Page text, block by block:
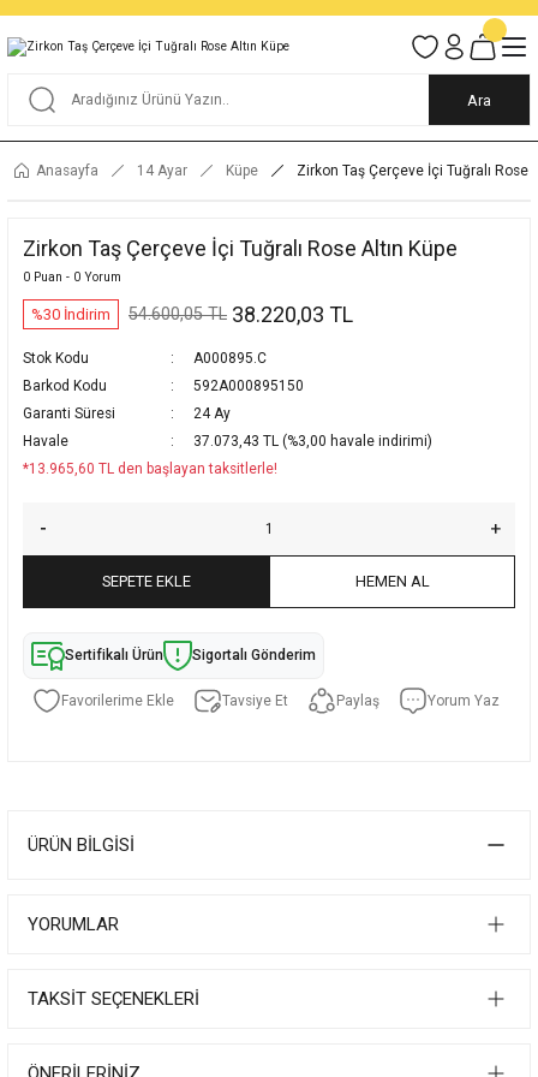
Tüm Alışverişlerde KARGO BEDAVA
Garantili Ve Sigortalı Kargo
Ankara İçi Elden Teslimat İmkanı
24/7 Müşteri Destek Hizmeti
Ara
Anasayfa 14 Ayar Küpe Zirkon Taş Çerçeve İçi Tuğralı Rose
Zirkon Taş Çerçeve İçi Tuğralı Rose Altın Küpe
0 Puan - 0 Yorum
%30 İndirim 54.600,05 TL 38.220,03 TL
Stok Kodu
A000895.C
Barkod Kodu
592A000895150
Garanti Süresi
24 Ay
Havale
37.073,43 TL (%3,00 havale indirimi)
*13.965,60 TL den başlayan taksitlerle!
SEPETE EKLE HEMEN AL
Sertifikalı Ürün Sigortalı Gönderim
Tavsiye Et Paylaş Yorum Yaz
ÜRÜN BILGISI
YORUMLAR
TAKSIT SEÇENEKLERI